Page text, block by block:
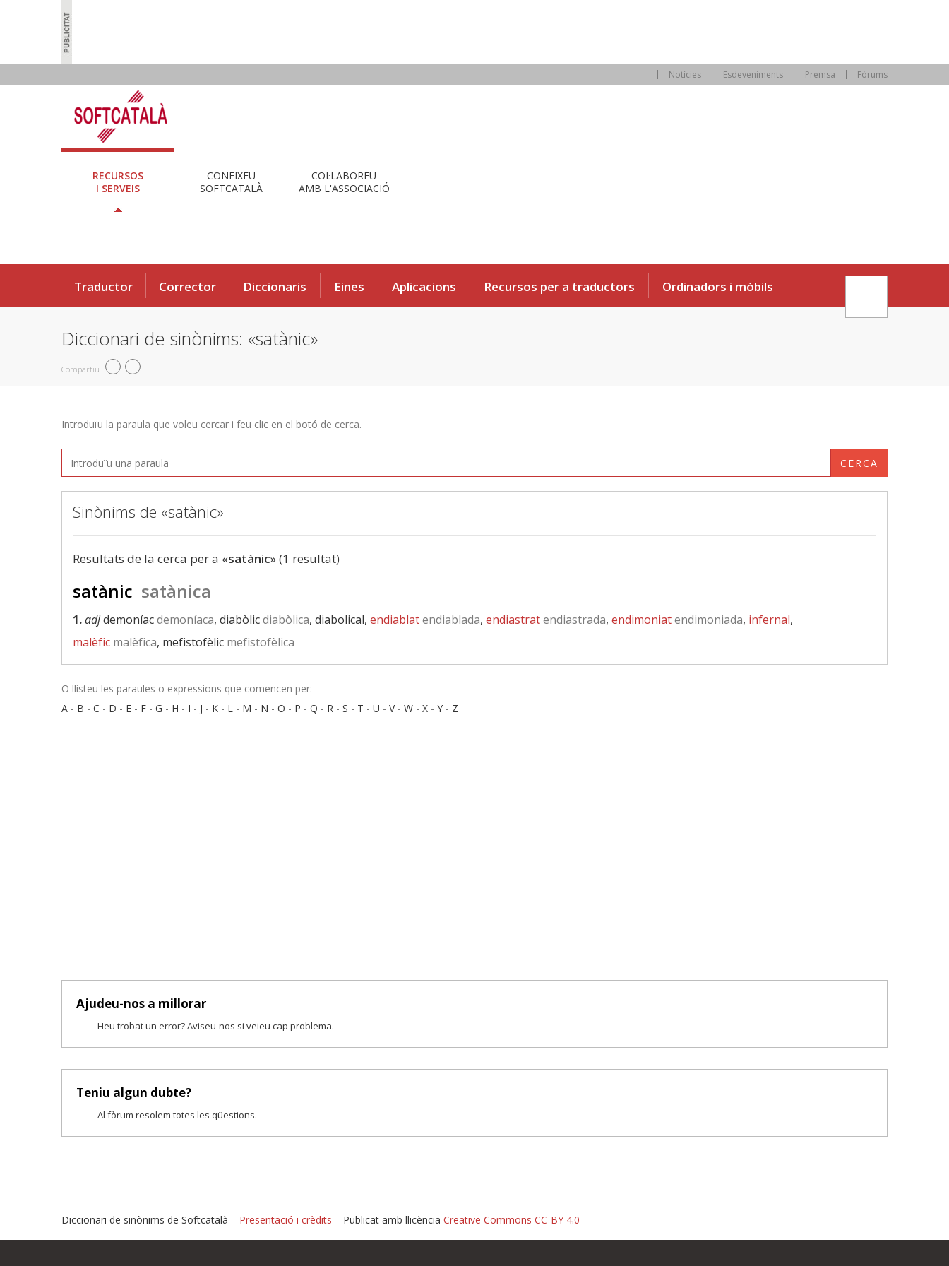
Notícies Esdeveniments Premsa Fòrums
RECURSOS
I SERVEIS
CONEIXEU
SOFTCATALÀ
COL·LABOREU
AMB L'ASSOCIACIÓ
Traductor Corrector Diccionaris Eines Aplicacions Recursos per a traductors Ordinadors i mòbils
Diccionari de sinònims: «satànic»
Compartiu
Introduïu la paraula que voleu cercar i feu clic en el botó de cerca.
CERCA
Sinònims de «satànic»
Resultats de la cerca per a «satànic» (1 resultat)
satànic satànica
1.adjdemoníacdemoníaca, diabòlicdiabòlica, diabolical, endiablatendiablada, endiastratendiastrada, endimoniatendimoniada, infernal,
malèfic malèfica, mefistofèlic mefistofèlica
O llisteu les paraules o expressions que comencen per:
A - B - C - D - E - F - G - H - I - J - K - L - M - N - O - P - Q - R - S - T - U - V- W - X - Y - Z
Ajudeu-nos a millorar
Heu trobat un error? Aviseu-nos si veieu cap problema.
Teniu algun dubte?
Al fòrum resolem totes les qüestions.
Diccionari de sinònims de Softcatalà – Presentació i crèdits – Publicat amb llicència Creative Commons CC-BY 4.0